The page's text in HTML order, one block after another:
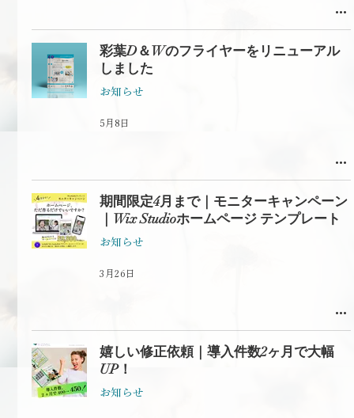
彩葉D＆Wのフライヤーをリニューアル
しました
お知らせ
5月8日
期間限定4月まで｜モニターキャンペーン
｜Wix Studioホームページ テンプレート
お知らせ
3月26日
嬉しい修正依頼｜導入件数2ヶ月で大幅
UP！
お知らせ